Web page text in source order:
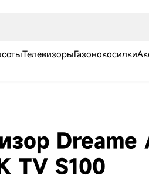
ТелевизорыГазонокосилки
Dreame
TV S100